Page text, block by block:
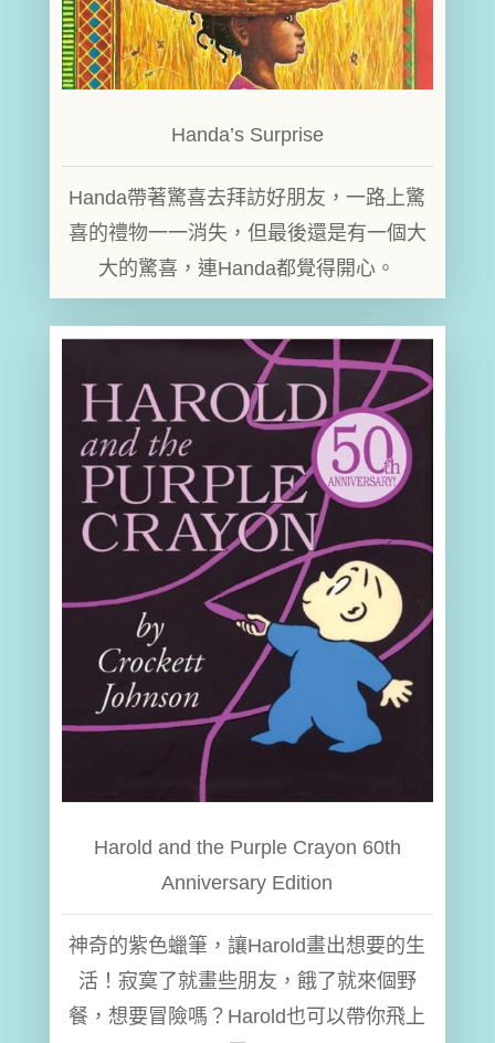
Handa’s Surprise
Handa帶著驚喜去拜訪好朋友，一路上驚
喜的禮物一一消失，但最後還是有一個大
大的驚喜，連Handa都覺得開心。
Harold and the Purple Crayon 60th
Anniversary Edition
神奇的紫色蠟筆，讓Harold畫出想要的生
活！寂寞了就畫些朋友，餓了就來個野
餐，想要冒險嗎？Harold也可以帶你飛上